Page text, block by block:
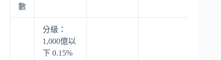
數
分級：
1,000億以
下 0.15%